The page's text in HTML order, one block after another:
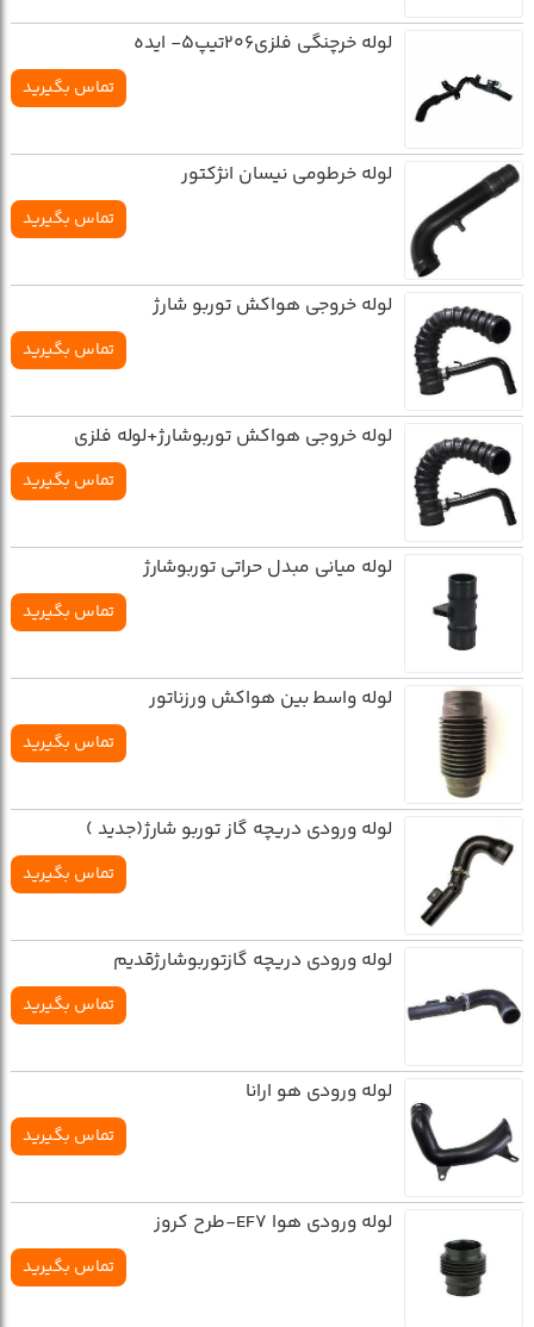
لوله خرچنگي فلزي206تيپ5- ايده
تماس بگیرید
لوله خرطومي نيسان انژکتور
تماس بگیرید
لوله خروجي هواکش توربو شارژ
تماس بگیرید
لوله خروجي هواکش توربوشارژ+لوله فلزي
تماس بگیرید
لوله مياني مبدل حراتي توربوشارژ
تماس بگیرید
لوله واسط بين هواکش ورزناتور
تماس بگیرید
لوله ورودي دريچه گاز توربو شارژ(جديد )
تماس بگیرید
لوله ورودي دريچه گازتوربوشارژقديم
تماس بگیرید
لوله ورودي هو ارانا
تماس بگیرید
لوله ورودي هوا EF7-طرح کروز
تماس بگیرید